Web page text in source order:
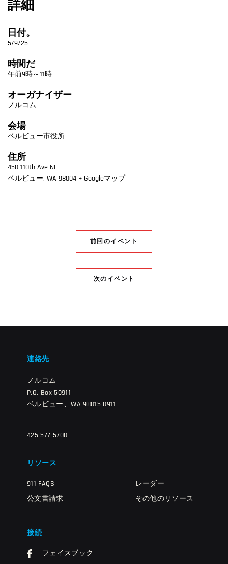
詳細
日付。
5/9/25
時間だ
午前9時～11時
オーガナイザー
ノルコム
会場
ベルビュー市役所
住所
450 110th Ave NE
ベルビュー, WA 98004 + Googleマップ
前回のイベント
次のイベント
連絡先
ノルコム
P.O. Box 50911
ベルビュー、WA 98015-0911
425-577-5700
リソース
911 FAQS
公文書請求
レーダー
その他のリソース
接続
フェイスブック